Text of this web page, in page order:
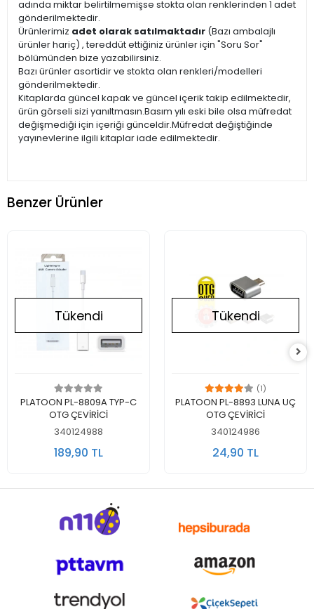
adında miktar belirtilmemişse stokta olan renklerinden 1 adet
gönderilmektedir.
Ürünlerimiz adet olarak satılmaktadır (Bazı ambalajlı
ürünler hariç) , tereddüt ettiğiniz ürünler için "Soru Sor"
bölümünden bize yazabilirsiniz.
Bazı ürünler asortidir ve stokta olan renkleri/modelleri
gönderilmektedir.
Kitaplarda güncel kapak ve güncel içerik takip edilmektedir,
ürün görseli sizi yanıltmasın.Basım yılı eski bile olsa müfredat
değişmediği için içeriği günceldir.Müfredat değiştiğinde
yayınevlerine ilgili kitaplar iade edilmektedir.
Benzer Ürünler
Stokta Yok
Tükendi
PLATOON PL-8809A TYP-C
OTG ÇEVİRİCİ
340124988
189,90 TL
Stokta Yok
Tükendi
(1)
PLATOON PL-8893 LUNA UÇ
OTG ÇEVİRİCİ
340124986
24,90 TL